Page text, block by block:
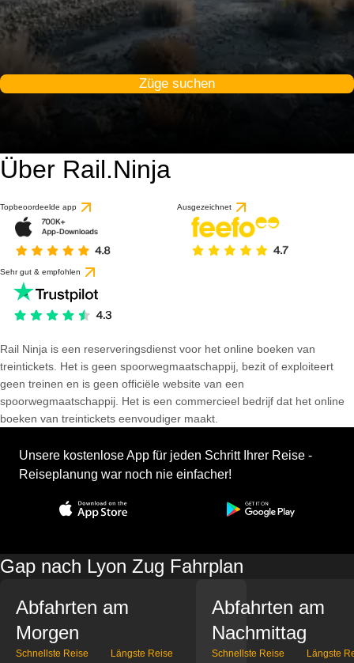
Züge suchen
Über Rail.Ninja
Topbeoordeelde app Ausgezeichnet
Sehr gut & empfohlen
Rail Ninja is een reserveringsdienst voor het online boeken van
treintickets. Het is geen spoorwegmaatschappij, bezit of exploiteert
geen treinen en is geen officiële website van een
spoorwegmaatschappij. Het is een commercieel bedrijf dat het online
boeken van treintickets eenvoudiger maakt.
Unsere kostenlose App für jeden Schritt Ihrer Reise -
Reiseplanung war noch nie einfacher!
Gap nach Lyon Zug Fahrplan
Abfahrten am
Morgen
Schnellste Reise Längste Reise
Abfahrten am
Nachmittag
Schnellste Reise Längste